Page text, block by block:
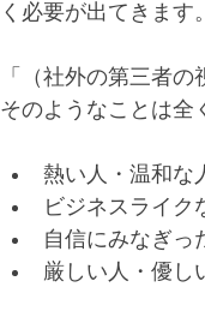
く必要が出てきます
「（社外の第三者
そのようなことは全
熱い人・温和な
ビジネスライク
自信にみなぎっ
厳しい人・優し